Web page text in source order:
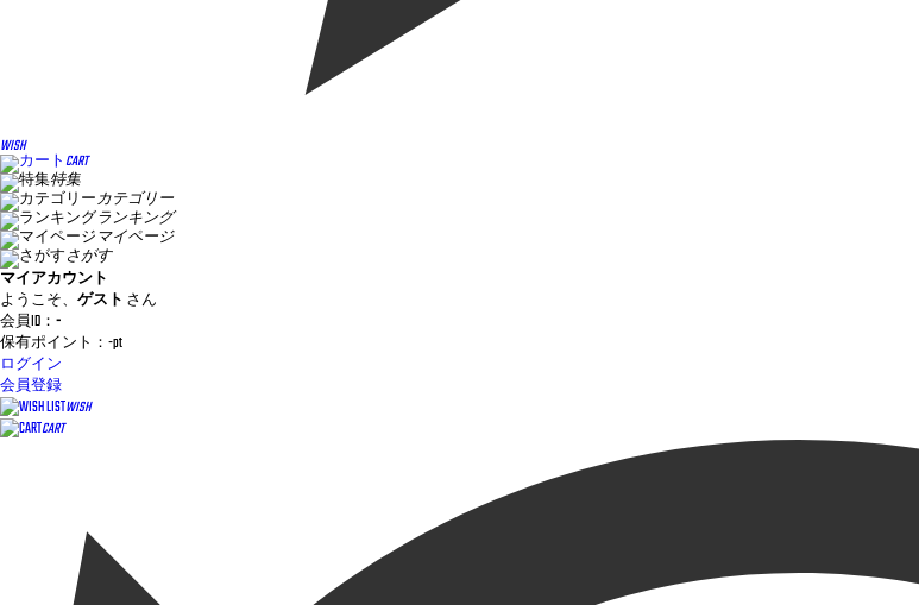
WISH
CART
特集
カテゴリー
ランキング
マイページ
さがす
マイアカウント
ようこそ、 ゲスト さん
会員ID： -
保有ポイント： -pt
ログイン
会員登録
WISH
CART